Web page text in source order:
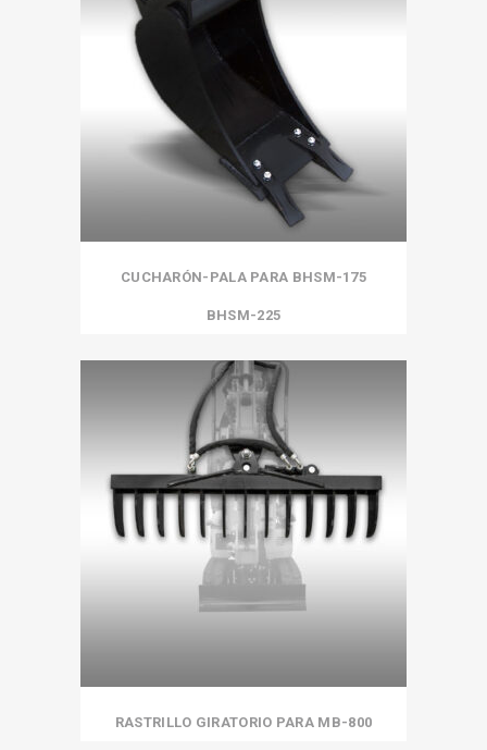
CUCHARÓN-PALA PARA BHSM-175
BHSM-225
RASTRILLO GIRATORIO PARA MB-800